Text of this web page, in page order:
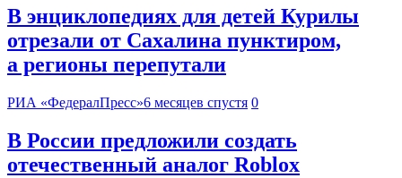
В энциклопедиях для детей Курилы
отрезали от Сахалина пунктиром,
а регионы перепутали
РИА «ФедералПресс»6 месяцев спустя 0
В России предложили создать
отечественный аналог Roblox